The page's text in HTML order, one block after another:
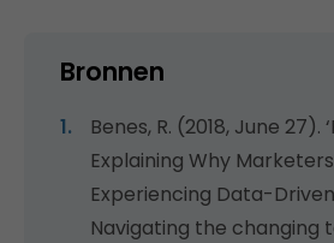
Bronnen
Benes, R. (2018, June 27).
Explaining Why
Experiencing Data-
Navigating the changing